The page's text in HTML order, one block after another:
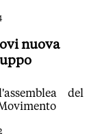
nuova
del